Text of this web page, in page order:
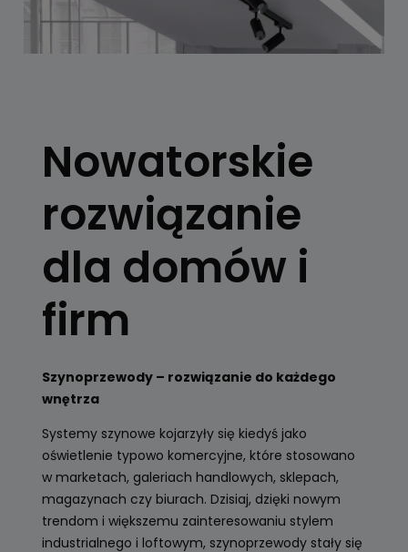
Skorzystaj z
Zobacz
Nowatorskie
rozwiązanie
dla domów i
firm
Szynoprzewody – rozwiązanie do każdego
wnętrza
Systemy szynowe kojarzyły się kiedyś jako
oświetlenie typowo komercyjne, które stosowano
w marketach, galeriach handlowych, sklepach,
magazynach czy biurach. Dzisiaj, dzięki nowym
trendom i większemu zainteresowaniu stylem
industrialnego i loftowym, szynoprzewody stały się